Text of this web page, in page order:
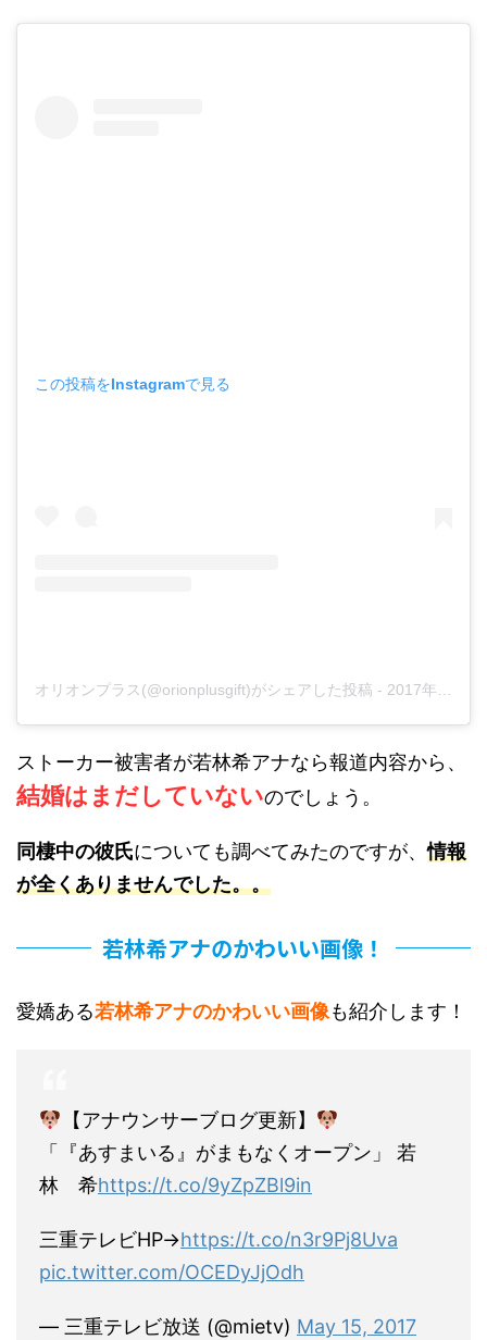
この投稿をInstagramで見る
オリオンプラス(@orionplusgift)がシェアした投稿 - 2017年 4月月17日午後6時49分PDT
ストーカー被害者が若林希アナなら報道内容から、
結婚はまだしていないのでしょう。
同棲中の彼氏についても調べてみたのですが、情報
が全くありませんでした。。
若林希アナのかわいい画像！
愛嬌ある若林希アナのかわいい画像も紹介します！
【アナウンサーブログ更新】
「『あすまいる』がまもなくオープン」 若
林 希https://t.co/9yZpZBl9in
三重テレビHP→https://t.co/n3r9Pj8Uva
pic.twitter.com/OCEDyJjOdh
— 三重テレビ放送 (@mietv) May 15, 2017